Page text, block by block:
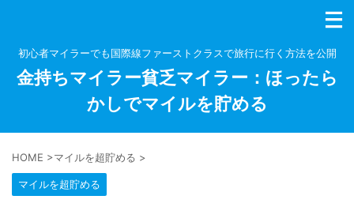
初心者マイラーでも国際線ファーストクラスで旅行に行く方法を公開
金持ちマイラー貧乏マイラー：ほったら
かしでマイルを貯める
HOME >マイルを超貯める >
マイルを超貯める